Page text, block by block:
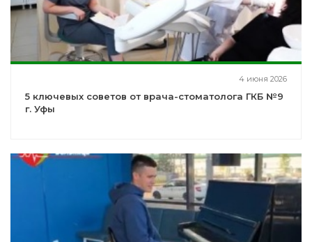
4 июня 2026
5 ключевых советов от врача-стоматолога ГКБ №9
г. Уфы